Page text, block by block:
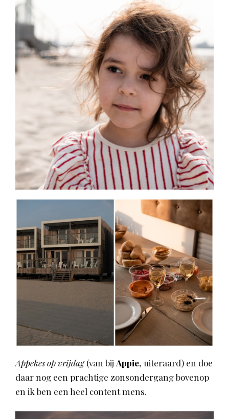
Appekes op vrijdag(van bij Appie, uiteraard) en doe
daar nog een prachtige zonsondergang bovenop
en ik ben een heel content mens.